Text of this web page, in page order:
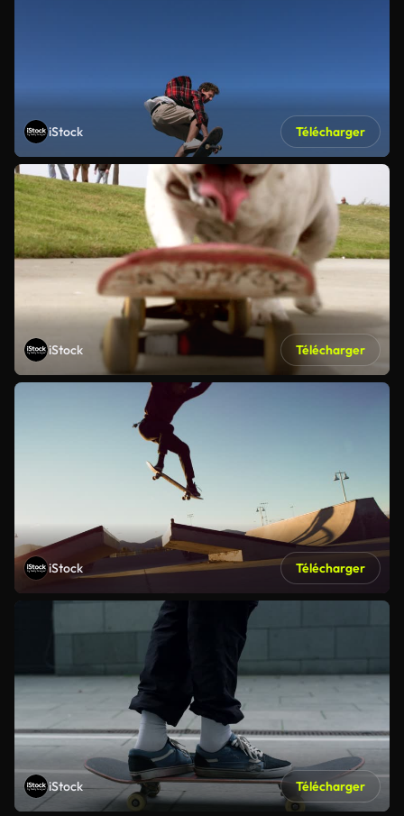
iStock Télécharger
iStock Télécharger
iStock Télécharger
iStock Télécharger